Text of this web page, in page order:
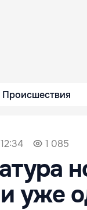
Происшествия
1 085
уже